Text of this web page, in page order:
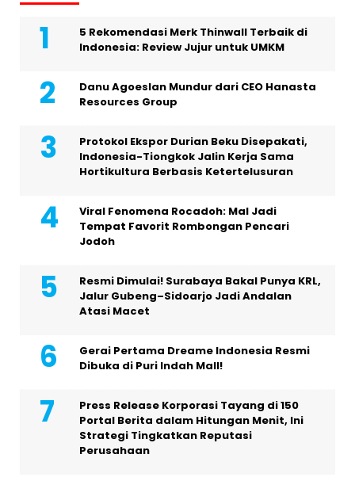
5 Rekomendasi Merk Thinwall Terbaik di
Indonesia: Review Jujur untuk UMKM
Danu Agoeslan Mundur dari CEO Hanasta
Resources Group
Protokol Ekspor Durian Beku Disepakati,
Indonesia-Tiongkok Jalin Kerja Sama
Hortikultura Berbasis Ketertelusuran
Viral Fenomena Rocadoh: Mal Jadi
Tempat Favorit Rombongan Pencari
Jodoh
Resmi Dimulai! Surabaya Bakal Punya KRL,
Jalur Gubeng–Sidoarjo Jadi Andalan
Atasi Macet
Gerai Pertama Dreame Indonesia Resmi
Dibuka di Puri Indah Mall!
Press Release Korporasi Tayang di 150
Portal Berita dalam Hitungan Menit, Ini
Strategi Tingkatkan Reputasi
Perusahaan